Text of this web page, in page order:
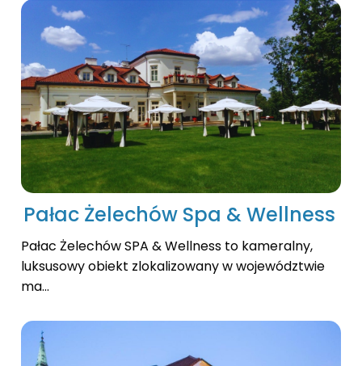
Pałac Żelechów Spa & Wellness
Pałac Żelechów SPA & Wellness to kameralny,
luksusowy obiekt zlokalizowany w województwie
ma...